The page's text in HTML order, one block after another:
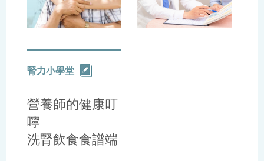
腎力小學堂
營養師的健康叮
嚀
洗腎飲食食譜端